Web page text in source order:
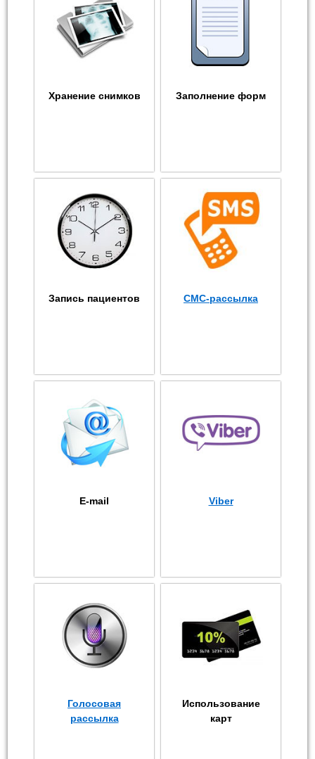
Хранение снимков Заполнение форм
Запись пациентов СМС-рассылка
E-mail Viber
Голосовая
рассылка
Использование
карт